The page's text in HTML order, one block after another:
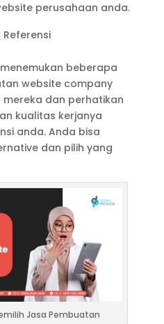
perusahaan anda.
beberapa
website company
dan perhatikan
kualitas kerjanya
anda. Anda bisa
dan pilih yang
Jasa Pembuatan